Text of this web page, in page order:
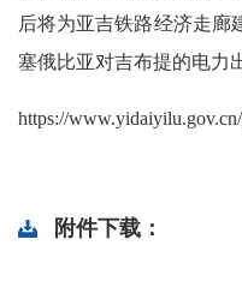
后将为亚吉铁路经济走廊
塞俄比亚对吉布提的电力
https://
附件下载：